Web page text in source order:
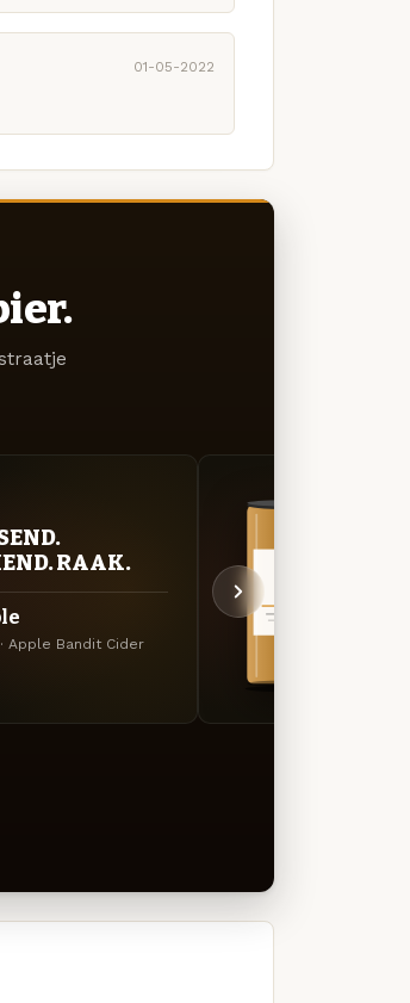
01-05-2022
RAAK.
Apple Bandit Cider